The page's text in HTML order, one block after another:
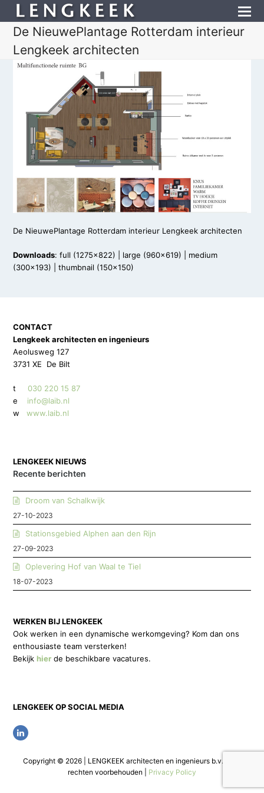
De NieuwePlantage Rotterdam interieur
Lengkeek architecten
De NieuwePlantage Rotterdam interieur Lengkeek architecten
Downloads:full (1275x822) large (960x619)
medium
(300x193) |thumbnail (150x150)
CONTACT
Lengkeek architecten en ingenieurs
Aeolusweg 127
3731 XE De Bilt
t030 220 15 87
e info@laib.nl
w
www.laib.nl
LENGKEEK NIEUWS
Recente berichten
Droom van Schalkwijk
27-10-2023
Stationsgebied Alphen aan den Rijn
27-09-2023
Oplevering Hof van Waal te Tiel
18-07-2023
WERKEN BIJ LENGKEEK
Ook werken in een dynamische werkomgeving? Kom dan ons
enthousiaste team versterken!
Bekijkhier de beschikbare vacatures.
LENGKEEK OP SOCIAL MEDIA
L
n
Copyright © 2026 | LENGKEEK architecten en ingenieurs b.v. | Alle
rechten voorbehouden | Privacy Policy